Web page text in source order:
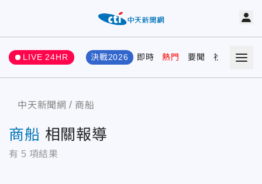
LIVE 24HR 決戰2026 即時 熱門 要聞 社會 娛樂
中天新聞網 商船
商船 相關報導
有 5 項結果